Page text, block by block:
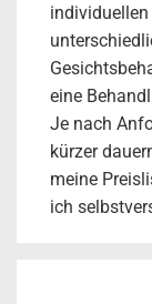
eine
Je nach
kürzer
meine
ich